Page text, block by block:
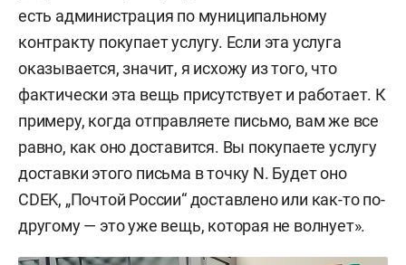
есть администрация по муниципальному
контракту покупает услугу. Если эта услуга
оказывается, значит, я исхожу из того, что
фактически эта вещь присутствует и работает. К
примеру, когда отправляете письмо, вам же все
равно, как оно доставится. Вы покупаете услугу
доставки этого письма в точку N. Будет оно
CDEK, „Почтой России“ доставлено или как-то по-
другому — это уже вещь, которая не волнует».